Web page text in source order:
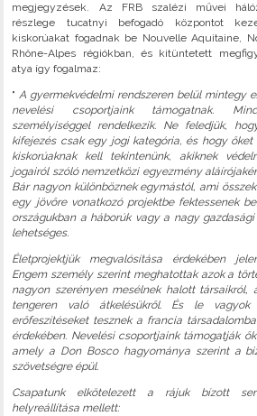
megjegyzések. Az FRB szalézi művei
részlege tucatnyi befogadó központot
kiskorúakat fogadnak be Nouvelle Aquitaine,
Rhône-Alpes régiókban, és kitüntetett
atya így fogalmaz:
"A gyermekvédelmi rendszeren belül mintegy
nevelési csoportjaink támogatnak.
személyiséggel rendelkezik. Ne feledjük,
kifejezés csak egy jogi kategória, és hogy őket
kiskorúaknak kell tekintenünk, akiknek
jogairól szóló nemzetközi egyezmény
Bár nagyon különböznek egymástól, ami
egy jövőre vonatkozó projektbe fektessenek
országukban a háborúk vagy a nagy
lehetséges.
Életprojektjük megvalósítása érdekében
Engem személy szerint meghatottak azok a
nagyon szerényen mesélnek halott társaikról,
tengeren való átkelésükről. És le
erőfeszítéseket tesznek a francia
érdekében. Nevelési csoportjaink támogatják
amely a Don Bosco hagyománya szerint a
szövetségre épül.
Csapatunk elkötelezett a rájuk bízott
helyreállítása mellett: